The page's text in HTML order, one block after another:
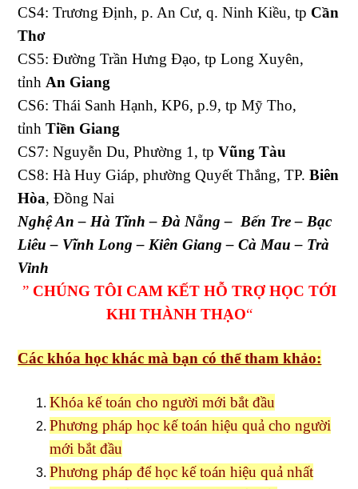
CS4: Trương Định, p. An Cư, q. Ninh Kiều, tp Cần
Thơ
CS5: Đường Trần Hưng Đạo, tp Long Xuyên,
tỉnhAn Giang
CS6: Thái Sanh Hạnh, KP6, p.9, tp Mỹ Tho,
tỉnhTiền Giang
CS7: Nguyễn Du, Phường 1, tpVũng Tàu
CS8: Hà Huy Giáp, phường Quyết Thắng, TP.Biên
Hòa, Đồng Nai
Nghệ An – Hà Tĩnh – Đà Nẵng – Bến Tre – Bạc
Liêu – Vĩnh Long – Kiên Giang – Cà Mau – Trà
Vinh
” CHÚNG TÔI CAM KẾT HỖ TRỢ HỌC TỚI
KHI THÀNH THẠO“
Các khóa học khác mà bạn có thể tham khảo:
Khóa kế toán cho người mới bắt đầu
Phương pháp học kế toán hiệu quả cho người
mới bắt đầu
Phương pháp để học kế toán hiệu quả nhất